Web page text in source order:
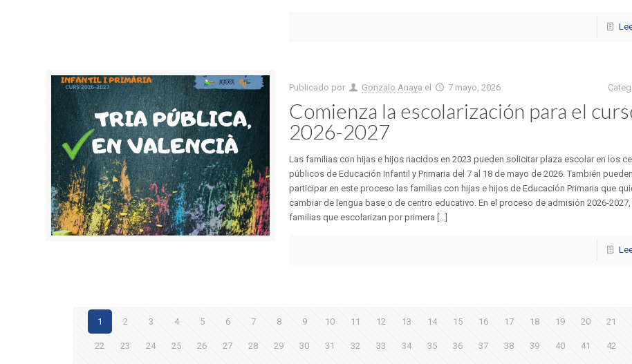
Publicado por Gonzalo Anaya el 7 mayo, 2026
Comienza la escolarización para el
2026-2027
Las familias con hijas e hijos nacidos en 2023 pueden solicitar plaza escolar en los
públicos de Educación Infantil y Primaria del 7 al 18 de mayo de 2026. También pueden
participar en este proceso las familias con hijas e hijos de Educación Primaria que
cambiar de lengua base o de centro educativo. En el proceso de admisión 2026-
familias que escolarizan por primera [...]
1 2 3 4 5 6 7 8 9 10 11 12 13 14 15 16 17 18 19 20 21
22 23 24 25 26 27 28 29 30 31 32 33 34 35 36 37 38 39 40 41 42